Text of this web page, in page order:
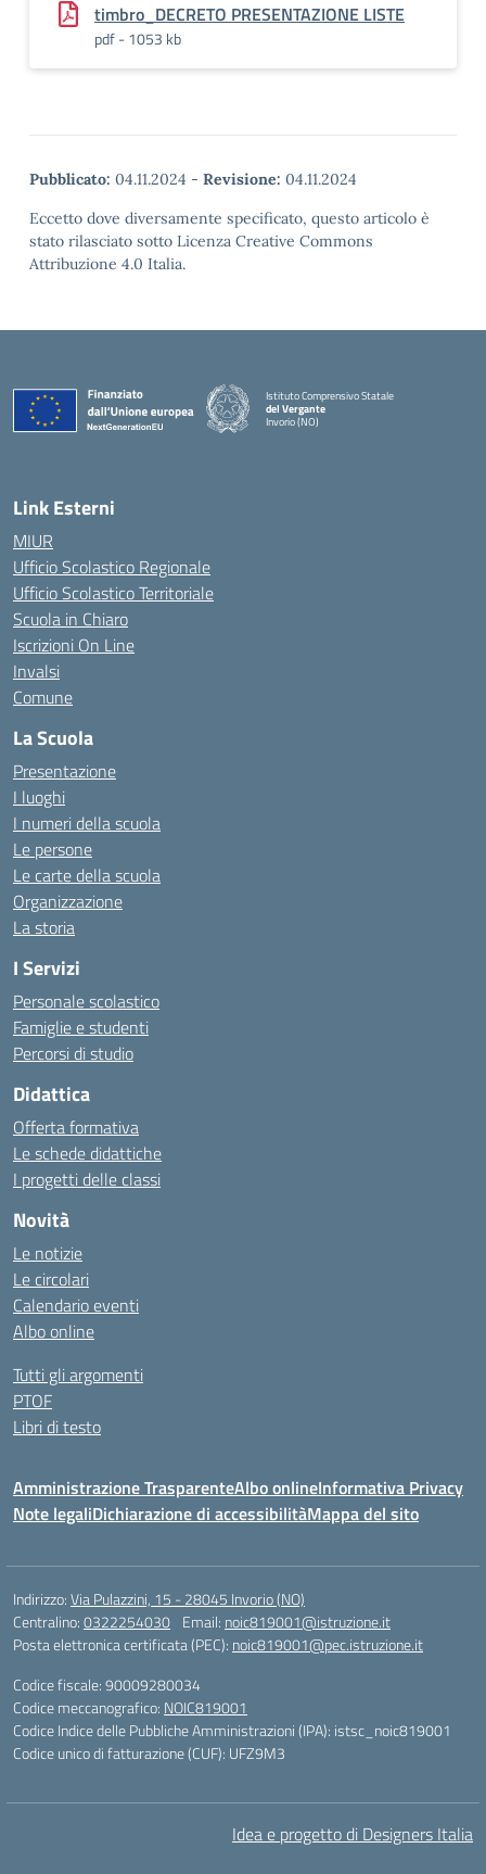
timbro_DECRETO PRESENTAZIONE LISTE
pdf - 1053 kb
Pubblicato: 04.11.2024 - Revisione: 04.11.2024
Eccetto dove diversamente specificato, questo articolo è
stato rilasciato sotto Licenza Creative Commons
Attribuzione 4.0 Italia.
Istituto Comprensivo Statale
del Vergante
Invorio (NO)
Link Esterni
MIUR
Ufficio Scolastico Regionale
Ufficio Scolastico Territoriale
Scuola in Chiaro
Iscrizioni On Line
Invalsi
Comune
La Scuola
Presentazione
I luoghi
I numeri della scuola
Le persone
Le carte della scuola
Organizzazione
La storia
I Servizi
Personale scolastico
Famiglie e studenti
Percorsi di studio
Didattica
Offerta formativa
Le schede didattiche
I progetti delle classi
Novità
Le notizie
Le circolari
Calendario eventi
Albo online
Tutti gli argomenti
PTOF
Libri di testo
Amministrazione TrasparenteAlbo onlineInformativa Privacy
Note legaliDichiarazione di accessibilitàMappa del sito
Indirizzo:Via Pulazzini, 15 - 28045 Invorio (NO)
Centralino:0322254030 Email: noic819001@istruzione.it
Posta elettronica certificata (PEC): noic819001@pec.istruzione.it
Codice fiscale: 90009280034
Codice meccanografico: NOIC819001
Codice Indice delle Pubbliche Amministrazioni (IPA): istsc_noic819001
Codice unico di fatturazione (CUF): UFZ9M3
Idea e progetto di Designers Italia